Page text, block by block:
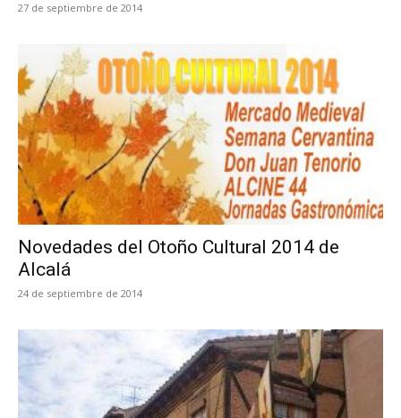
27 de septiembre de 2014
Novedades del Otoño Cultural 2014 de
Alcalá
24 de septiembre de 2014